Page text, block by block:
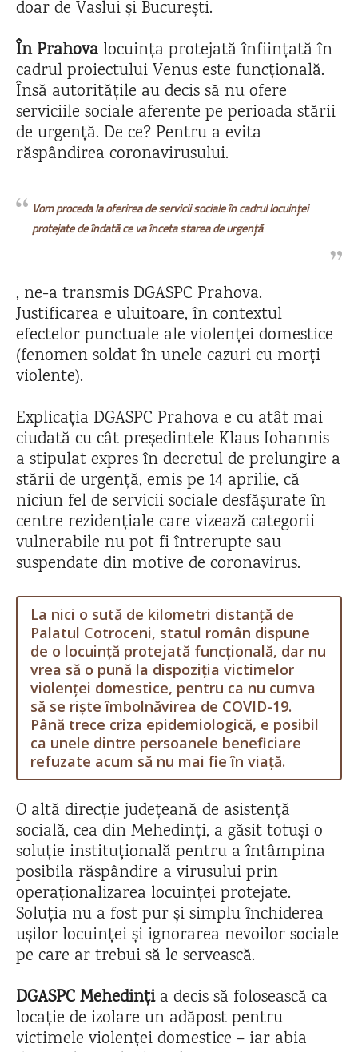
doar de Vaslui și București.
În Prahova locuința protejată înființată în
cadrul proiectului Venus este funcțională.
Însă autoritățile au decis să nu ofere
serviciile sociale aferente pe perioada stării
de urgență. De ce? Pentru a evita
răspândirea coronavirusului.
Vom proceda la oferirea de servicii sociale în cadrul locuinței
protejate de îndată ce va înceta starea de urgență
, ne-a transmis DGASPC Prahova.
Justificarea e uluitoare, în contextul
efectelor punctuale ale violenței domestice
(fenomen soldat în unele cazuri cu morți
violente).
Explicația DGASPC Prahova e cu atât mai
ciudată cu cât președintele Klaus Iohannis
a stipulat expres în decretul de prelungire a
stării de urgență, emis pe 14 aprilie, că
niciun fel de servicii sociale desfășurate în
centre rezidențiale care vizează categorii
vulnerabile nu pot fi întrerupte sau
suspendate din motive de coronavirus.
La nici o sută de kilometri distanță de
Palatul Cotroceni, statul român dispune
de o locuință protejată funcțională, dar nu
vrea să o pună la dispoziția victimelor
violenței domestice, pentru ca nu cumva
să se riște îmbolnăvirea de COVID-19.
Până trece criza epidemiologică, e posibil
ca unele dintre persoanele beneficiare
refuzate acum să nu mai fie în viață.
O altă direcție județeană de asistență
socială, cea din Mehedinți, a găsit totuși o
soluție instituțională pentru a întâmpina
posibila răspândire a virusului prin
operaționalizarea locuinței protejate.
Soluția nu a fost pur și simplu închiderea
ușilor locuinței și ignorarea nevoilor sociale
pe care ar trebui să le servească.
DGASPC Mehedinția decis să folosească ca
locație de izolare un adăpost pentru
victimele violenței domestice – iar abia